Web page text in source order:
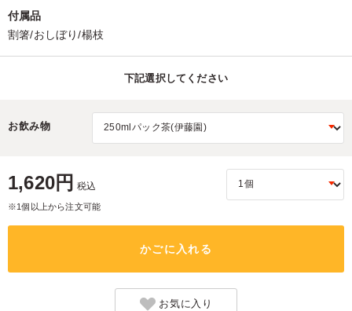
付属品
割箸/おしぼり/楊枝
下記選択してください
お飲み物
1,620円 税込
※1個以上から注文可能
かごに入れる
お気に入り